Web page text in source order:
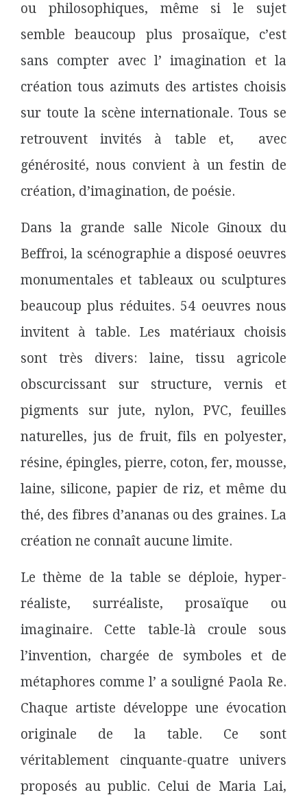
ou philosophiques, même si le sujet
semble beaucoup plus prosaïque, c’est
sans compter avec l’ imagination et la
création tous azimuts des artistes choisis
sur toute la scène internationale. Tous se
retrouvent invités à table et, avec
générosité, nous convient à un festin de
création, d’imagination, de poésie.
Dans la grande salle Nicole Ginoux du
Beffroi, la scénographie a disposé oeuvres
monumentales et tableaux ou sculptures
beaucoup plus réduites. 54 oeuvres nous
invitent à table. Les matériaux choisis
sont très divers: laine, tissu agricole
obscurcissant sur structure, vernis et
pigments sur jute, nylon, PVC, feuilles
naturelles, jus de fruit, fils en polyester,
résine, épingles, pierre, coton, fer, mousse,
laine, silicone, papier de riz, et même du
thé, des fibres d’ananas ou des graines. La
création ne connaît aucune limite.
Le thème de la table se déploie, hyper-
réaliste, surréaliste, prosaïque ou
imaginaire. Cette table-là croule sous
l’invention, chargée de symboles et de
métaphores comme l’ a souligné Paola Re.
Chaque artiste développe une évocation
originale de la table. Ce sont
véritablement cinquante-quatre univers
proposés au public. Celui de Maria Lai,